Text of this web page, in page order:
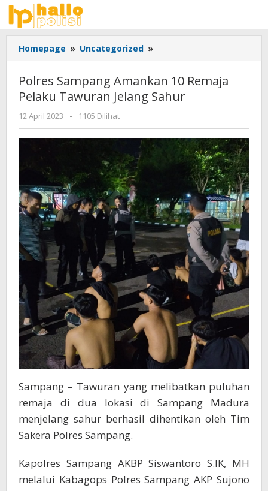
Lewati
konten
Homepage » Uncategorized »
Sampang
10
Remaja
Jelang
Sahur
Polres Sampang Amankan 10 Remaja
Pelaku Tawuran Jelang Sahur
12 April 2023
oleh
Adhis
- 1105 Dilihat
Sampang – Tawuran yang melibatkan puluhan
remaja di dua lokasi di Sampang Madura
menjelang sahur berhasil dihentikan oleh Tim
Sakera Polres Sampang.
Kapolres Sampang AKBP Siswantoro S.IK, MH
melalui Kabagops Polres Sampang AKP Sujono